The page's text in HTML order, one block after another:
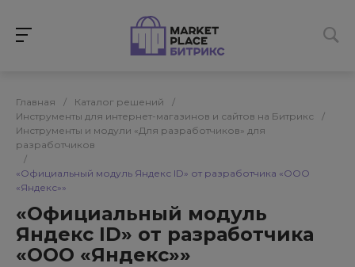
Главная / Каталог решений
/
Инструменты для интернет-магазинов и сайтов на Битрикс
/
Инструменты и модули «Для разработчиков» для
разработчиков
/
«Официальный модуль Яндекс ID» от разработчика «ООО
«Яндекс»»
«Официальный модуль
Яндекс ID» от разработчика
«ООО «Яндекс»»